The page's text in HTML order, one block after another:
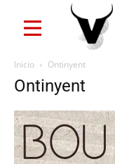
Inicio Ontinyent
Ontinyent